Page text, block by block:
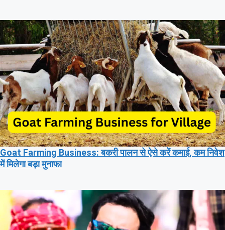
Goat Farming Business: बकरी पालन से ऐसे करें कमाई, कम निवेश
में मिलेगा बड़ा मुनाफा